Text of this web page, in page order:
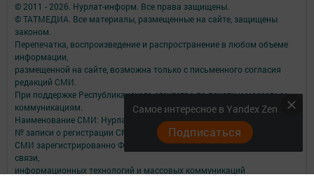
Самое интересное в Yandex Zen
Подписаться
© 2011 - 2026. Нурлат-⁠информ. Все права защищены.
© ТАТМЕДИА. Все материалы, размещенные на сайте, защищены
законом.
Перепечатка, воспроизведение и распространение в любом объеме
информации,
размещенной на сайте, возможна только с письменного согласия
редакций СМИ.
При поддержке Республиканского агентства по печати и массовым
коммуникациям.
Наименование СМИ: Нурлат-⁠информ
№ записи о регистрации СМИ, дата: ЭЛ № ФС 77 -⁠ 73782 от 05.10.2018
СМИ зарегистрированно Федеральной службой по надзору в сфере
связи,
информационных технологий и массовых коммуникаций